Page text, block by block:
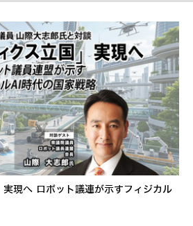
実現へ ロボット議連が示すフィジカル